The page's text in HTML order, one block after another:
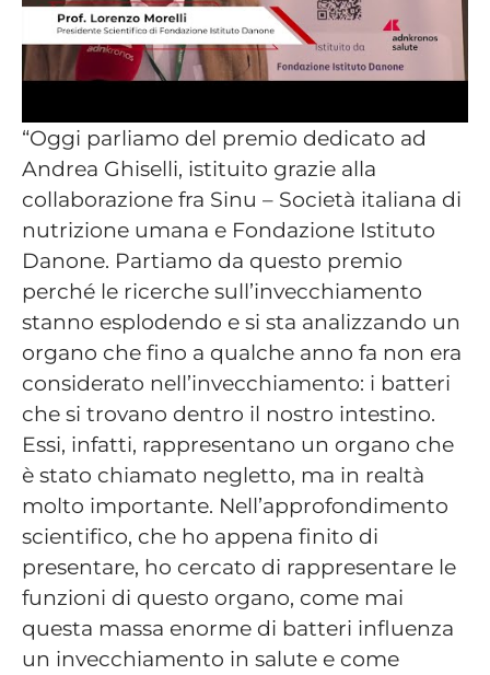
“Oggi parliamo del premio dedicato ad
Andrea Ghiselli, istituito grazie alla
collaborazione fra Sinu – Società italiana di
nutrizione umana e Fondazione Istituto
Danone. Partiamo da questo premio
perché le ricerche sull’invecchiamento
stanno esplodendo e si sta analizzando un
organo che fino a qualche anno fa non era
considerato nell’invecchiamento: i batteri
che si trovano dentro il nostro intestino.
Essi, infatti, rappresentano un organo che
è stato chiamato negletto, ma in realtà
molto importante. Nell’approfondimento
scientifico, che ho appena finito di
presentare, ho cercato di rappresentare le
funzioni di questo organo, come mai
questa massa enorme di batteri influenza
un invecchiamento in salute e come